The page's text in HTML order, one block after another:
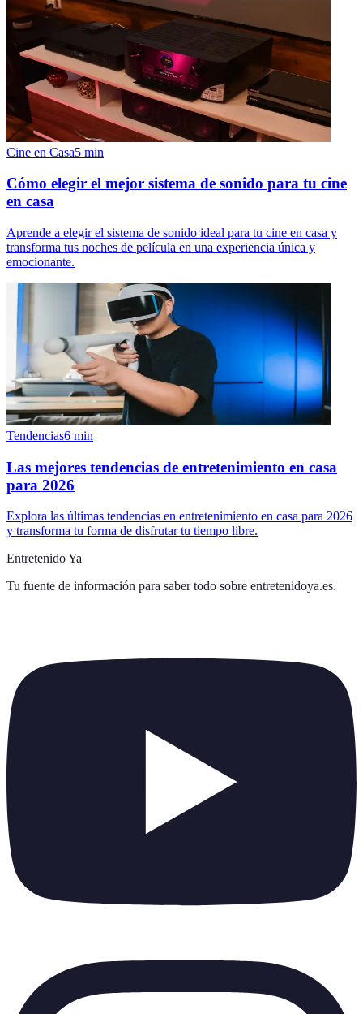
Cine en Casa5 min
Cómo elegir el mejor sistema de sonido para tu cine
en casa
Aprende a elegir el sistema de sonido ideal para tu cine en casa y
transforma tus noches de película en una experiencia única y
emocionante.
Tendencias6 min
Las mejores tendencias de entretenimiento en casa
para 2026
Explora las últimas tendencias en entretenimiento en casa para 2026
y transforma tu forma de disfrutar tu tiempo libre.
Entretenido Ya
Tu fuente de información para saber todo sobre entretenidoya.es.